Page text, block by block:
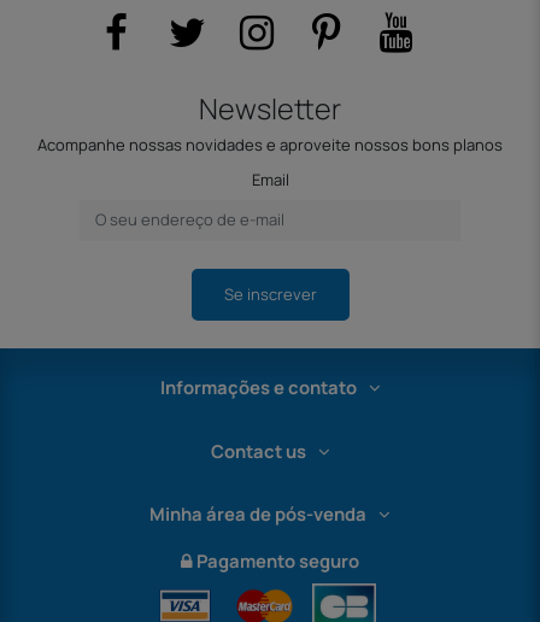
Newsletter
Acompanhe nossas novidades e aproveite nossos bons planos
Email
Se inscrever
Informações e contato
Contact us
Minha área de pós-venda
Pagamento seguro